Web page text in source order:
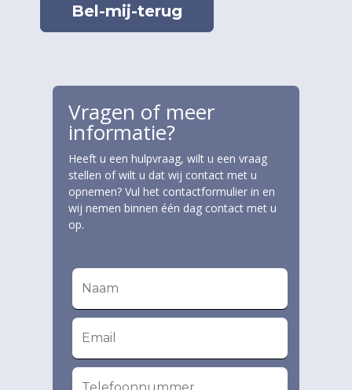
Bel-mij-terug
Vragen of meer
informatie?
Heeft u een hulpvraag, wilt u een vraag
stellen of wilt u dat wij contact met u
opnemen? Vul het contactformulier in en
wij nemen binnen één dag contact met u
op.